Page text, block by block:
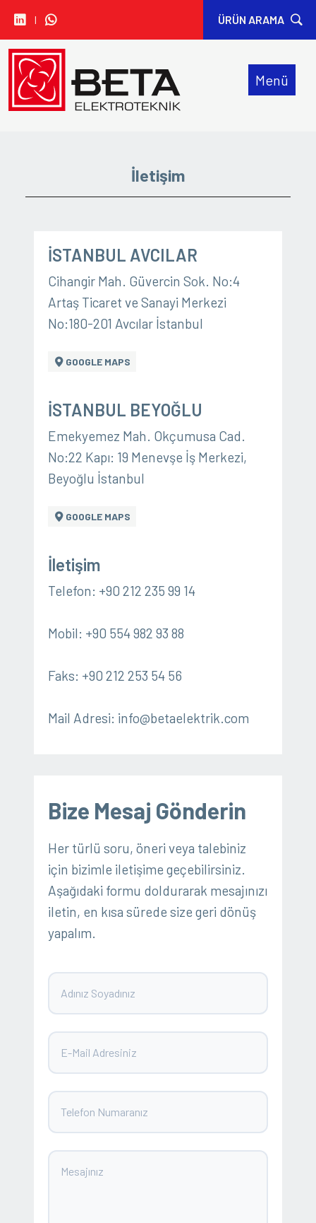
I ÜRÜN ARAMA
Menü
İletişim
İSTANBUL AVCILAR
Cihangir Mah. Güvercin Sok. No:4
Artaş Ticaret ve Sanayi Merkezi
No:180-201 Avcılar İstanbul
GOOGLE MAPS
İSTANBUL BEYOĞLU
Emekyemez Mah. Okçumusa Cad.
No:22 Kapı: 19 Menevşe İş Merkezi,
Beyoğlu İstanbul
GOOGLE MAPS
İletişim
Telefon: +90 212 235 99 14
Mobil: +90 554 982 93 88
Faks: +90 212 253 54 56
Mail Adresi: info@betaelektrik.com
Bize Mesaj Gönderin
Her türlü soru, öneri veya talebiniz
için bizimle iletişime geçebilirsiniz.
Aşağıdaki formu doldurarak mesajınızı
iletin, en kısa sürede size geri dönüş
yapalım.
• CARLO GAVAZZI
• IDEM SAFETY
• ORION FANS